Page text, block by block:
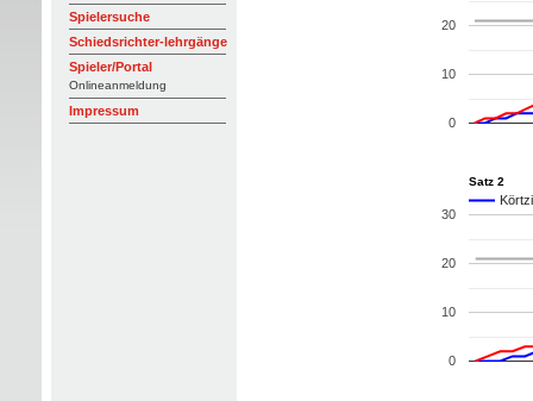
Spielersuche
Schiedsrichter-lehrgänge
Spieler/Portal
Onlineanmeldung
Impressum
0
10
20
Satz 2
0
10
20
30